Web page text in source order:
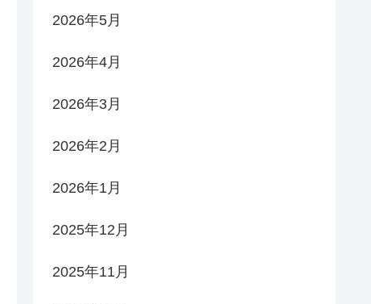
2026年5月
2026年4月
2026年3月
2026年2月
2026年1月
2025年12月
2025年11月